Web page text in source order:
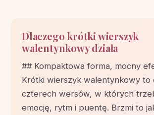
Dlaczego krótki wierszyk
walentynkowy działa
## Kompaktowa forma, mocny
Krótki wierszyk walentynkowy to
czterech wersów, w których
emocję, rytm i puentę. Brzmi to